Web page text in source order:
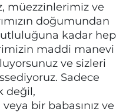
müezzinlerimiz ve
doğumundan
kadar hep
maddi manevi
ve sizleri
Sadece
değil,
bir babasınız ve